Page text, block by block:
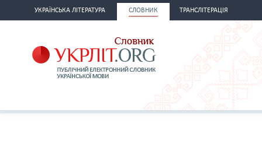
УКРАЇНСЬКА ЛІТЕРАТУРА СЛОВНИК ТРАНСЛІТЕРАЦІЯ